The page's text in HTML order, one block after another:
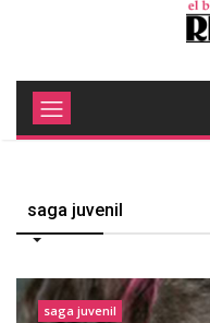
saga juvenil
saga juvenil